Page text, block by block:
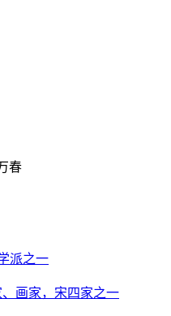
春
派之一
画家，宋四家之一